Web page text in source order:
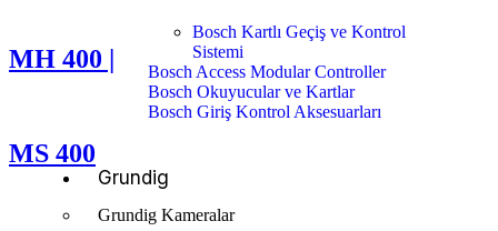
Bosch Kartlı Geçiş ve Kontrol
Sistemi
Bosch Access Modular Controller
Bosch Okuyucular ve Kartlar
Bosch Giriş Kontrol Aksesuarları
Grundig
Grundig Kameralar
MH 400 |
MS 400